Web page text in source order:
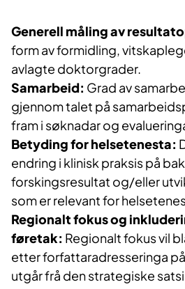
Generell måling av
form av formidling,
avlagte doktorgrader.
Samarbeid: Grad av
gjennom talet på
fram i søknadar og
Betyding for helsetenesta:
endring i klinisk praksis på
forskingsresultat og/eller
som er relevant for
Regionalt fokus og
føretak: Regionalt fokus vil
etter forfattaradresseringa
utgår frå den strategiske